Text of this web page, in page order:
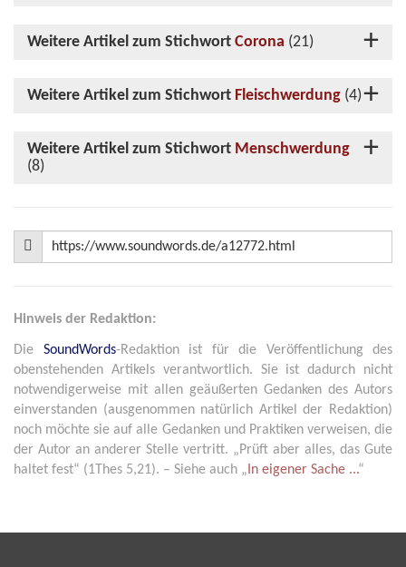
Weitere Artikel zum Stichwort Corona (21)
Weitere Artikel zum Stichwort Fleischwerdung (4)
Weitere Artikel zum Stichwort Menschwerdung
(8)
Hinweis der Redaktion:
Die SoundWords-Redaktion ist für die Veröffentlichung des
obenstehenden Artikels verantwortlich. Sie ist dadurch nicht
notwendigerweise mit allen geäußerten Gedanken des Autors
einverstanden (ausgenommen natürlich Artikel der Redaktion)
noch möchte sie auf alle Gedanken und Praktiken verweisen, die
der Autor an anderer Stelle vertritt. „Prüft aber alles, das Gute
haltet fest“ (1Thes 5,21). – Siehe auch „In eigener Sache ...“